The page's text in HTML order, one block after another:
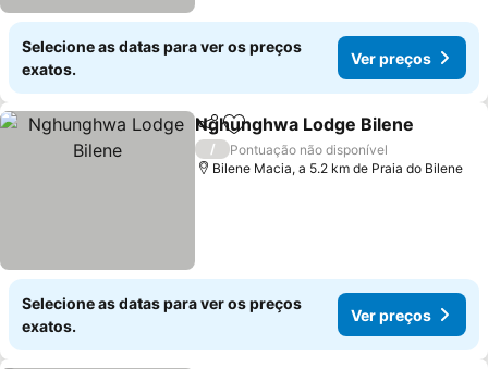
Selecione as datas para ver os preços
exatos.
Ver preços
PartilharAdicionar aos favoritos
Nghunghwa Lodge Bilene
/
Pontuação não disponível
Bilene Macia, a 5.2 km de Praia do Bilene
Selecione as datas para ver os preços
exatos.
Ver preços